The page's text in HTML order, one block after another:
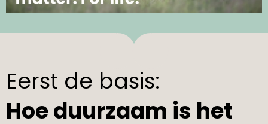
Eerst de basis:
Hoe duurzaam is het